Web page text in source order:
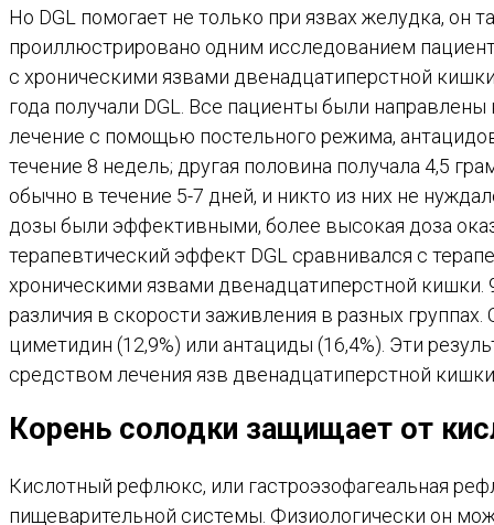
Но DGL помогает не только при язвах желудка, он
проиллюстрировано одним исследованием
с хроническими язвами двенадцатиперстной
года получали DGL. Все пациенты были
лечение с помощью постельного режима,
течение 8 недель; другая половина получала 4,5
обычно в течение 5-7 дней, и никто из них не
дозы были эффективными, более высокая доза
терапевтический эффект DGL сравнивался с
хроническими язвами двенадцатиперстной кишки.
различия в скорости заживления в разных
циметидин (12,9%) или антациды (16,4%). Эти
средством лечения язв двенадцатиперстной
Корень солодки защищает от
Кислотный рефлюкс, или гастроэзофагеальная
пищеварительной системы. Физиологически он